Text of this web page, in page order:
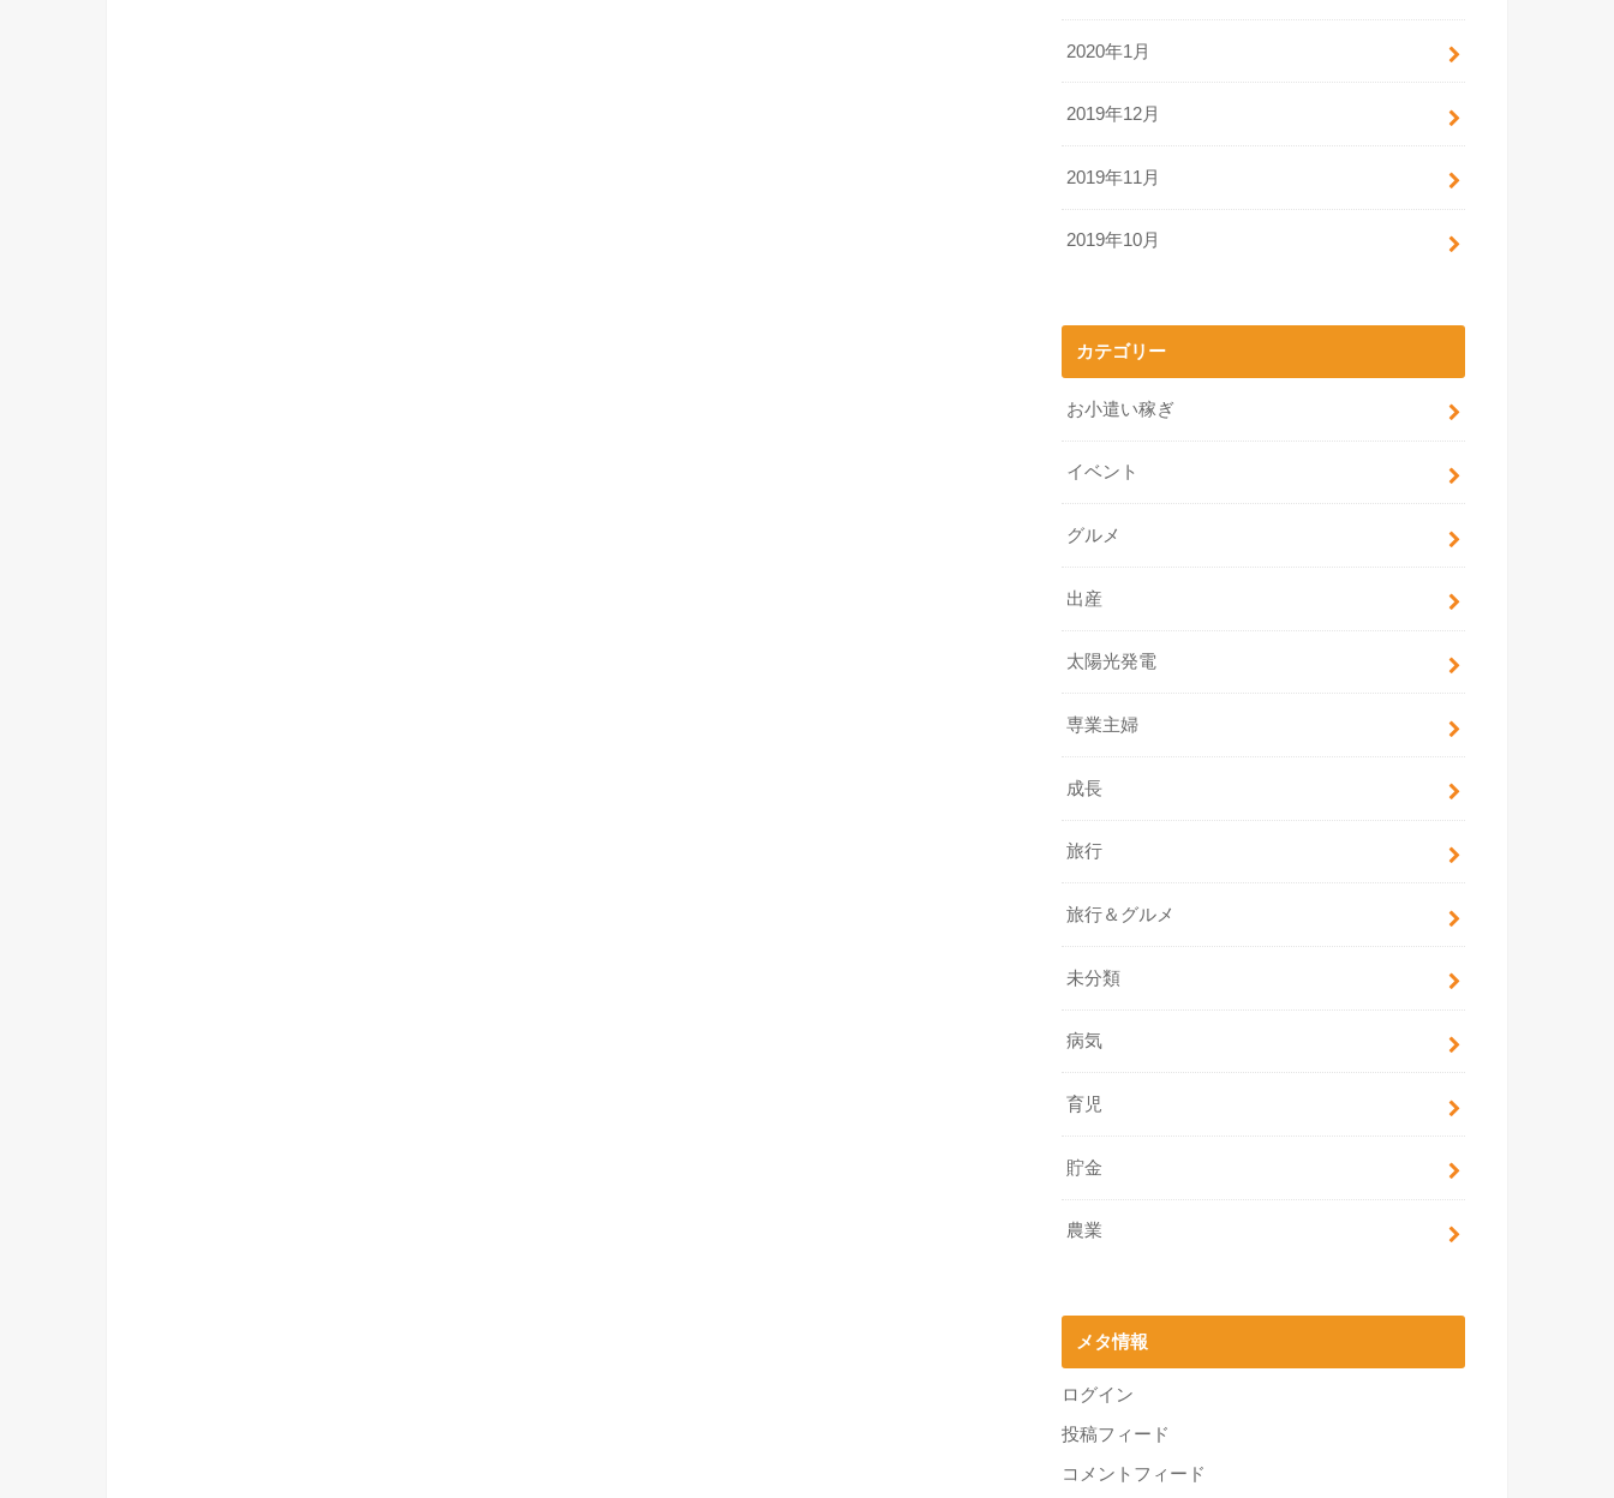
2020年1月
2019年12月
2019年11月
2019年10月
カテゴリー
お小遣い稼ぎ
イベント
グルメ
出産
太陽光発電
専業主婦
成長
旅行
旅行＆グルメ
未分類
病気
育児
貯金
農業
メタ情報
ログイン
投稿フィード
コメントフィード